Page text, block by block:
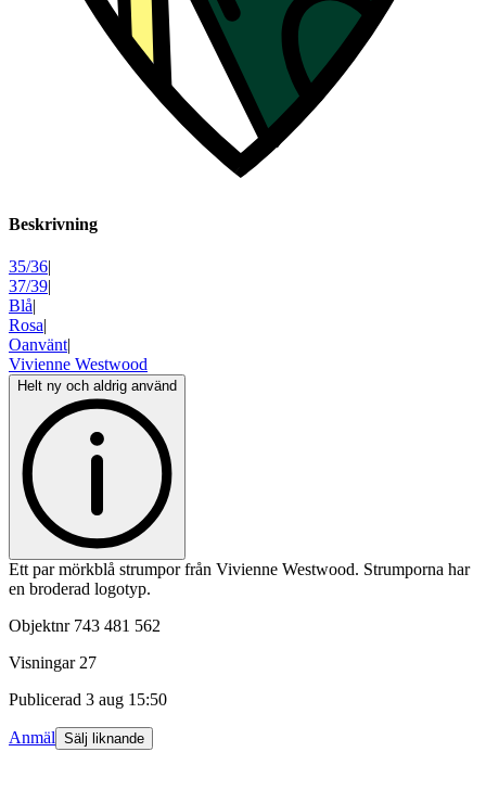
Beskrivning
35/36|
37/39|
Blå|
Rosa|
Oanvänt|
Vivienne Westwood
Helt ny och aldrig använd
Ett par mörkblå strumpor från Vivienne Westwood. Strumporna har
en broderad logotyp.
Objektnr 743 481 562
Visningar 27
Publicerad 3 aug 15:50
Anmäl Sälj liknande